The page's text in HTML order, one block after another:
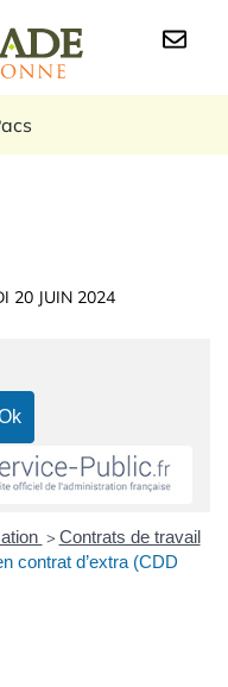
Grenade sur
20 JUIN 2024
> Contrats de travail
contrat d’extra (CDD